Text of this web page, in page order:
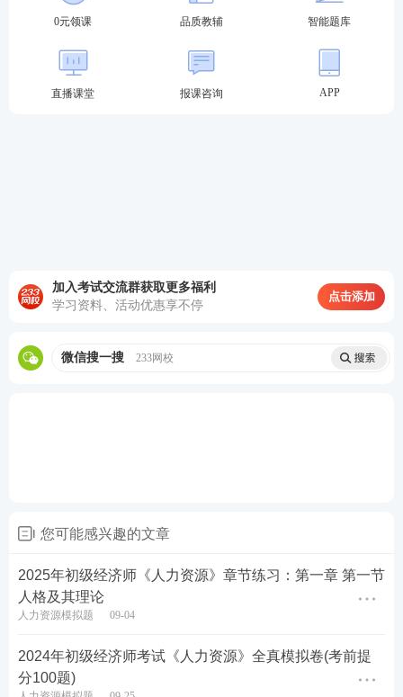
应具有的特征有（ ）。
查看答案
E.分红福利计划
0元领课 品质教辅 智能题库
直播课堂 报课咨询 APP
加入考试交流群获取更多福利
学习资料、活动优惠享不停
点击添加
微信搜一搜 233网校
您可能感兴趣的文章
2025年初级经济师《人力资源》章节练习：第一章 第一节
人格及其理论
人力资源模拟题 09-04
2024年初级经济师考试《人力资源》全真模拟卷(考前提
分100题)